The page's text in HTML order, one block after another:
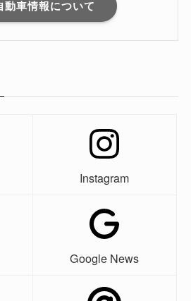
動車情報について
Instagram
Google News